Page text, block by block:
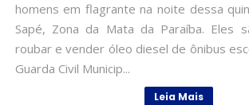
homens em flagrante na noite dessa
Sapé, Zona da Mata da Paraíba. Eles
roubar e vender óleo diesel de ônibus
Guarda Civil Municip...
Leia Mais